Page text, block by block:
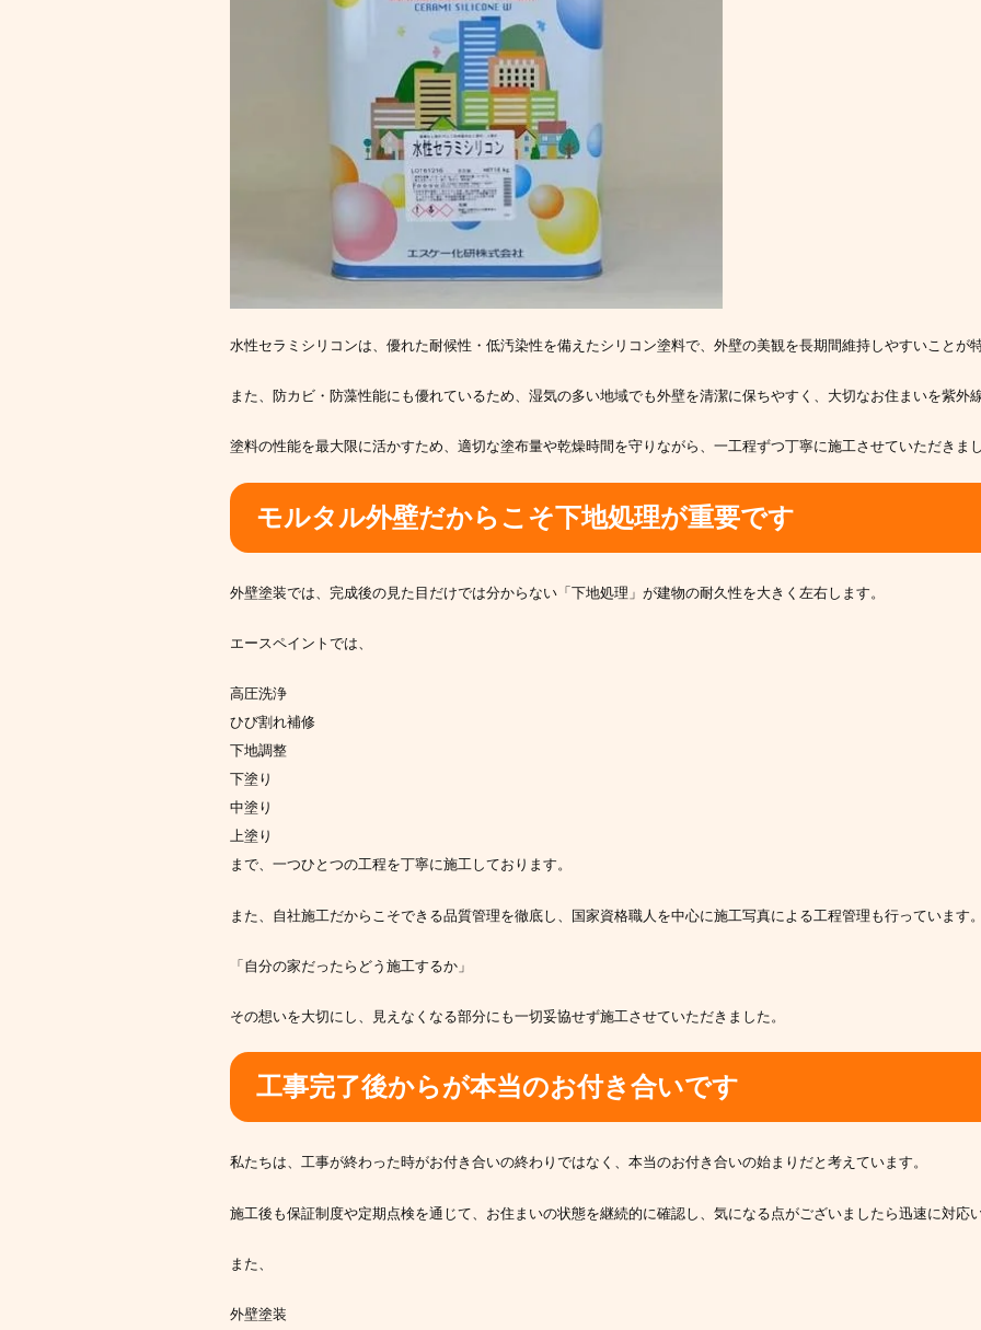
水性セラミシリコンは、優れた耐候性・低汚染性を備えたシリコン塗料で、外壁の美観を長期間維持しやすいことが特
また、防カビ・防藻性能にも優れているため、湿気の多い地域でも外壁を清潔に保ちやすく、大切なお住まいを紫外
塗料の性能を最大限に活かすため、適切な塗布量や乾燥時間を守りながら、一工程ずつ丁寧に施工させていただきまし
モルタル外壁だからこそ下地処理が重要です
外壁塗装では、完成後の見た目だけでは分からない「下地処理」が建物の耐久性を大きく左右します。
エースペイントでは、
高圧洗浄
ひび割れ補修
下地調整
下塗り
中塗り
上塗り
まで、一つひとつの工程を丁寧に施工しております。
また、自社施工だからこそできる品質管理を徹底し、国家資格職人を中心に施工写真による工程管理も行っています。
「自分の家だったらどう施工するか」
その想いを大切にし、見えなくなる部分にも一切妥協せず施工させていただきました。
工事完了後からが本当のお付き合いです
私たちは、工事が終わった時がお付き合いの終わりではなく、本当のお付き合いの始まりだと考えています。
施工後も保証制度や定期点検を通じて、お住まいの状態を継続的に確認し、気になる点がございましたら迅速に対応い
また、
外壁塗装